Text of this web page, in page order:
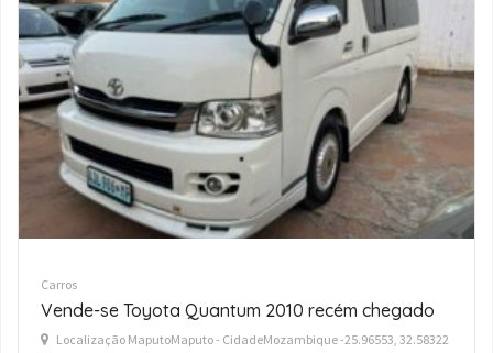
Carros
Toyota Hino Dutro Contentor
Localização MalangaMaputoMaputo - CidadeMozambique -25.96553,